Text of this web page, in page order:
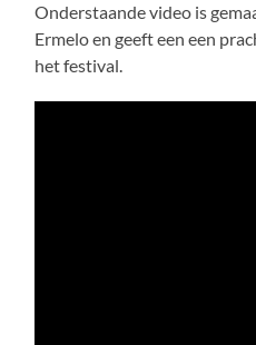
Onderstaande video is
Ermelo en geeft een een
het festival.